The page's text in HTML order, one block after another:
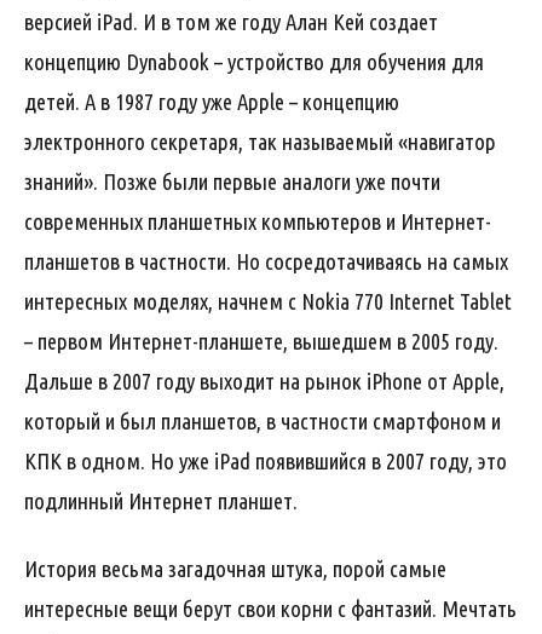
версией iPad. И в том же году Алан Кей создает
концепцию Dynabook – устройство для обучения для
детей. А в 1987 году уже Apple – концепцию
электронного секретаря, так называемый «навигатор
знаний». Позже были первые аналоги уже почти
современных планшетных компьютеров и Интернет-
планшетов в частности. Но сосредотачиваясь на самых
интересных моделях, начнем с Nokia 770 Internet Tablet
– первом Интернет-планшете, вышедшем в 2005 году.
Дальше в 2007 году выходит на рынок iPhone от Apple,
который и был планшетов, в частности смартфоном и
КПК в одном. Но уже iPad появившийся в 2007 году, это
подлинный Интернет планшет.
История весьма загадочная штука, порой самые
интересные вещи берут свои корни с фантазий. Мечтать